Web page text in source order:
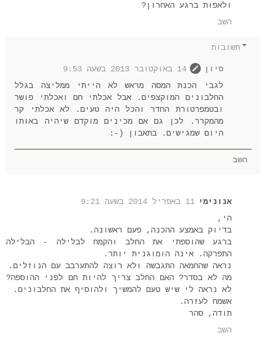
ולאפות ברגע האחרון?
השב
תשובות
סיון
14 באוקטובר 2013 בשעה 9:53
לגבי הכנת המסה מראש לא הייתי ממליצה בגלל
החלבונים המוקצפים. אבל אכלתי חם ואכלתי פושר
ובטמפרטורת החדר והכל היה טעים. לא אכלתי קר
מהמקרר. לכן גם אם מכינים מוקדם שיהיה באותו
היום שמגישים. בתאבון (-:
השב
אנונימי 11 באפריל 2014 בשעה 9:21
הי,
בדיוק באמצע ההכנה, פעם ראשונה.
ברגע שהוספתי את החלב והקמח לבלילה - הבלילה
התפרקה. אינה הומוגנית יותר.
נראה שהחמאה התגבשה ולא רוצה להתערבב עם הנוזלים.
מה לא בסדר? האם החלב צריך להיות חם לפני ההוספה?
לא נראה לי שיש טעם להמשיך ולהוסיף את החלבונים.
אשמח לעזרה.
תודה, סהר
השב